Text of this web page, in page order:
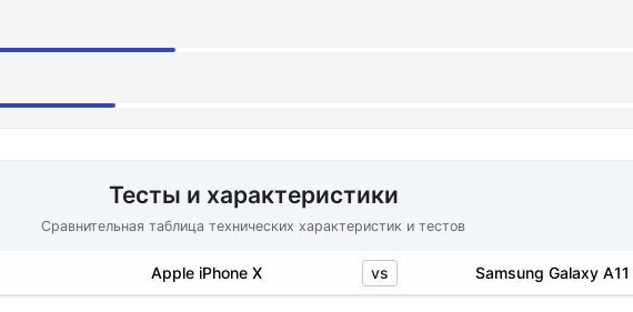
Тесты и характеристики
Сравнительная таблица технических характеристик и тестов
Apple iPhone X vs Samsung Galaxy A11